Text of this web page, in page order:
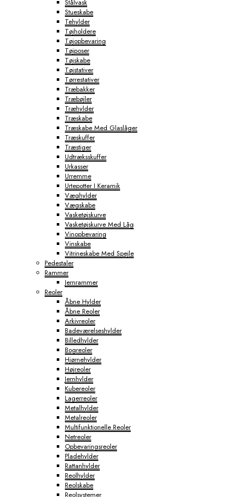
Stålvask
Stueskabe
Tehylder
Tøjholdere
Tøjopbevaring
Tøjposer
Tøjskabe
Tøjstativer
Tørrestativer
Træbakker
Træbøjler
Træhylder
Træskabe
Træskabe Med Glaslåger
Træskuffer
Træstiger
Udtræksskuffer
Urkasser
Urremme
Urtepotter I Keramik
Væghylder
Vægskabe
Vasketøjskurve
Vasketøjskurve Med Låg
Vinopbevaring
Vinskabe
Vitrineskabe Med Spejle
Pedestaler
Rammer
Jernrammer
Reoler
Åbne Hylder
Åbne Reoler
Arkivreoler
Badeværelseshylder
Billedhylder
Bogreoler
Hjørnehylder
Højreoler
Jernhylder
Kubereoler
Lagerreoler
Metalhylder
Metalreoler
Multifunktionelle Reoler
Netreoler
Opbevaringsreoler
Pladehylder
Rattanhylder
Reolhylder
Reolskabe
Reolsystemer